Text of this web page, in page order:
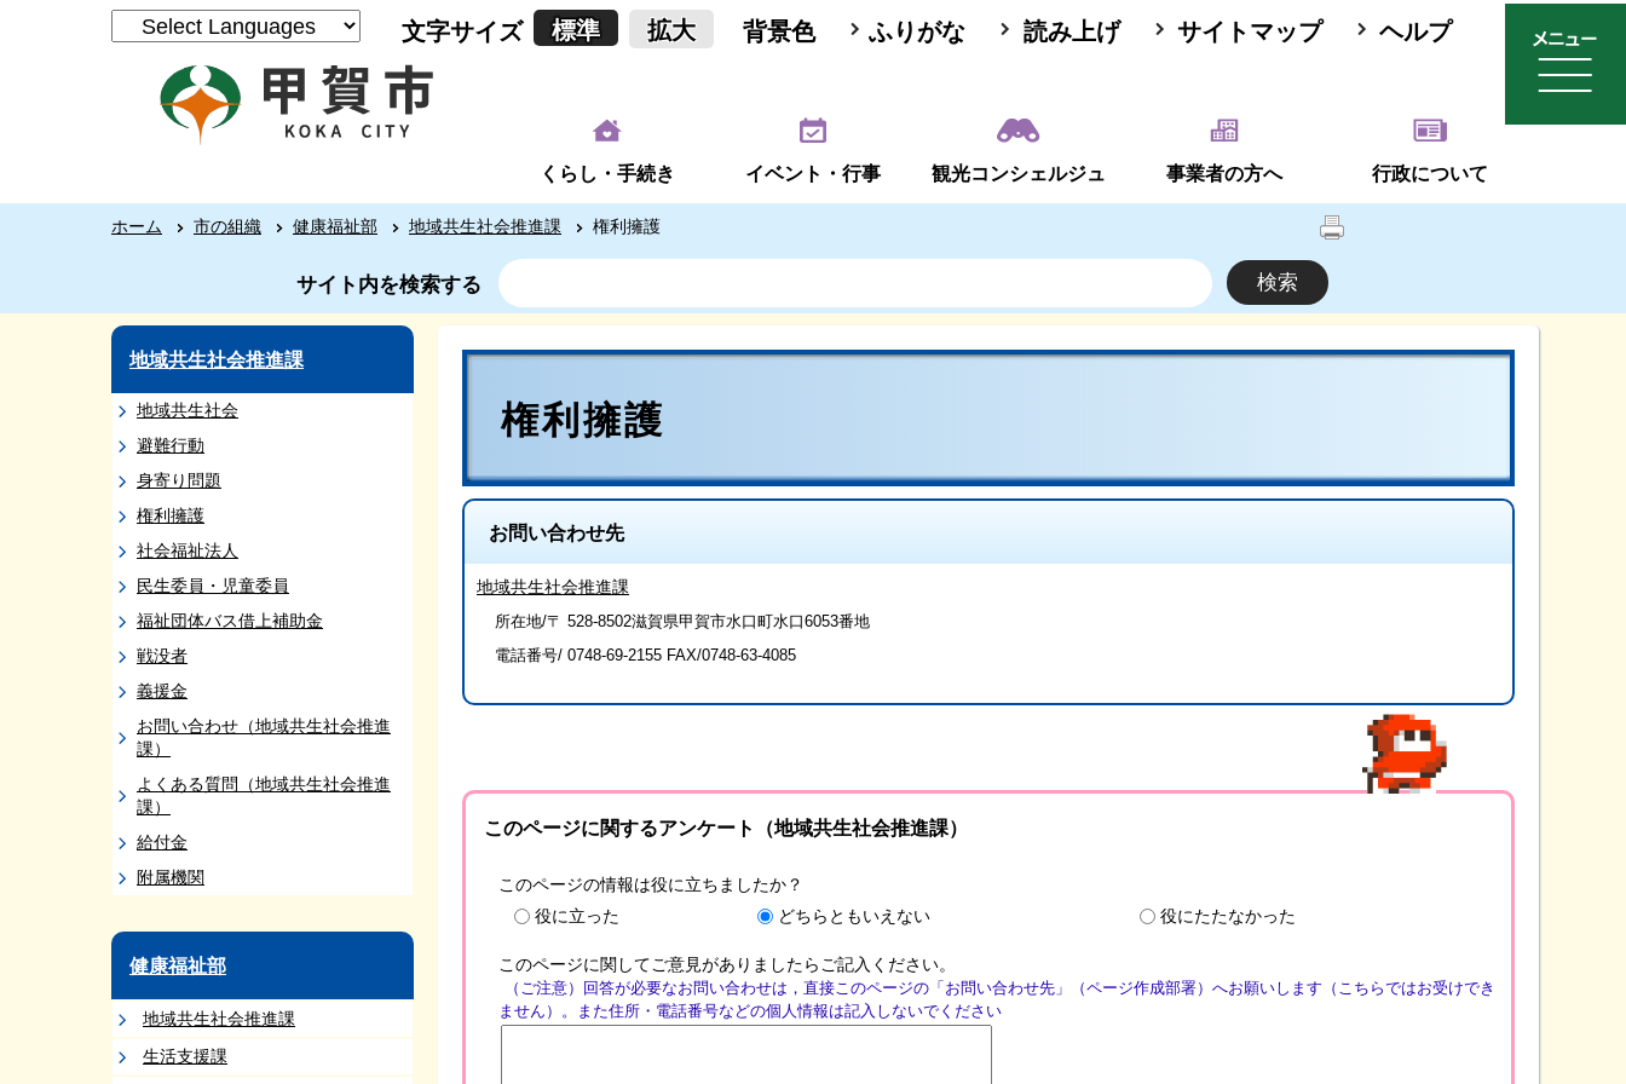
文字サイズ 標準 拡大 背景色 ふりがな 読み上げ サイトマップ ヘルプ
くらし・手続き イベント・行事 観光コンシェルジュ 事業者の方へ 行政について
ホーム 市の組織 健康福祉部 地域共生社会推進課 権利擁護
サイト内を検索する
地域共生社会推進課
地域共生社会
避難行動
身寄り問題
権利擁護
社会福祉法人
民生委員・児童委員
福祉団体バス借上補助金
戦没者
義援金
お問い合わせ（地域共生社会推進
課）
よくある質問（地域共生社会推進
課）
給付金
附属機関
健康福祉部
地域共生社会推進課
生活支援課
権利擁護
お問い合わせ先
地域共生社会推進課
所在地/〒 528-8502滋賀県甲賀市水口町水口6053番地
電話番号/ 0748-69-2155 FAX/0748-63-4085
このページに関するアンケート（地域共生社会推進課）
このページの情報は役に立ちましたか？
役に立った
どちらともいえない 役にたたなかった
このページに関してご意見がありましたらご記入ください。
（ご注意）回答が必要なお問い合わせは，直接このページの「お問い合わせ先」（ページ作成部署）へお願いします（こちらではお受けでき
ません）。また住所・電話番号などの個人情報は記入しないでください